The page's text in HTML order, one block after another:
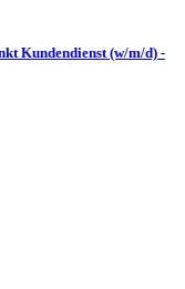
Kundendienst (w/m/d) -